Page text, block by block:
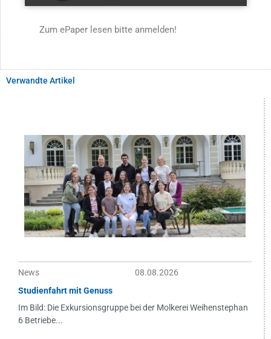
Zum ePaper lesen bitte anmelden!
Verwandte Artikel
News
08.08.2026
Studienfahrt mit Genuss
Im Bild: Die Exkursionsgruppe bei der Molkerei Weihenstephan
6 Betriebe...